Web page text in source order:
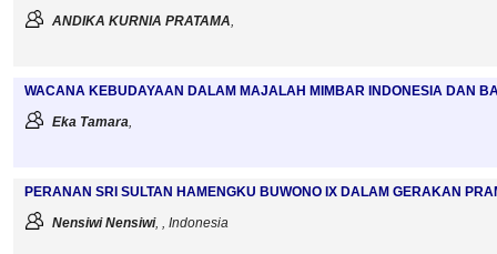
ANDIKA KURNIA PRATAMA,
WACANA KEBUDAYAAN DALAM MAJALAH MIMBAR INDONESIA DAN
Eka Tamara,
PERANAN SRI SULTAN HAMENGKU BUWONO IX DALAM GERAKAN
Nensiwi Nensiwi, , Indonesia